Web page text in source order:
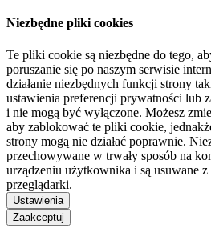
Niezbędne pliki cookies
Te pliki cookie są niezbędne do tego,
poruszanie się po naszym serwisie
działanie niezbędnych funkcji strony
ustawienia preferencji prywatności lub
i nie mogą być wyłączone. Możesz
aby zablokować te pliki cookie,
strony mogą nie działać poprawnie.
przechowywane w trwały sposób na
urządzeniu użytkownika i są usuwane
przeglądarki.
Ustawienia
Zaakceptuj